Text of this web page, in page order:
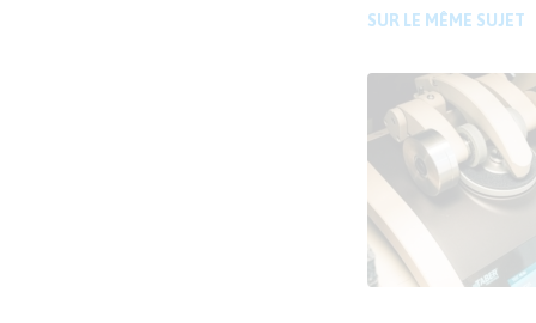
SUR LE MÊME SUJET